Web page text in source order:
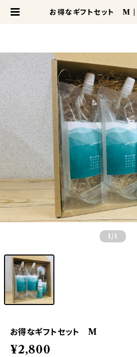
お得なギフトセット M |
1 /1
お得なギフトセット M
¥2,800